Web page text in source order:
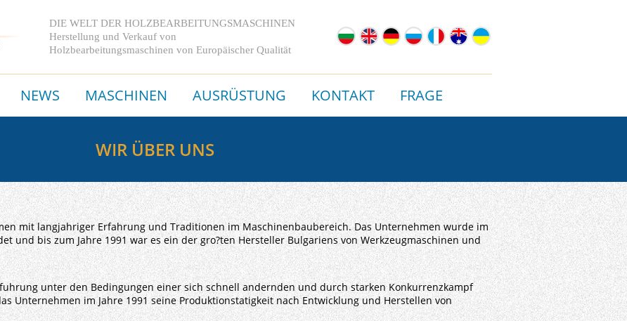
DIE WELT DER HOLZBEARBEITUNGSMASCHINEN
Herstellung und Verkauf von
Holzbearbeitungsmaschinen von Europäischer Qualität
NEWS MASCHINEN AUSRÜSTUNG KONTAKT FRAGE
WIR ÜBER UNS
mit langjahriger Erfahrung und Traditionen im Maschinenbaubereich. Das Unternehmen wurde im
und bis zum Jahre 1991 war es ein der gro?ten Hersteller Bulgariens von Werkzeugmaschinen und
unter den Bedingungen einer sich schnell andernden und durch starken Konkurrenzkampf
Unternehmen im Jahre 1991 seine Produktionstatigkeit nach Entwicklung und Herstellen von